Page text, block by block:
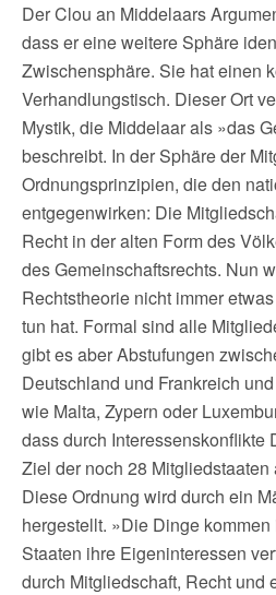
Der Clou an Middelaars
dass er eine weitere Sphäre
Zwischensphäre. Sie hat einen
Verhandlungstisch. Dieser Ort
Mystik, die Middelaar als »das
beschreibt. In der Sphäre der
Ordnungsprinzipien, die den
entgegenwirken: Die
Recht in der alten Form des
des Gemeinschaftsrechts. Nun
Rechtstheorie nicht immer
tun hat. Formal sind alle
gibt es aber Abstufungen
Deutschland und Frankreich
wie Malta, Zypern oder
dass durch Interessenskonflikte
Ziel der noch 28 Mitgliedstaaten
Diese Ordnung wird durch ein
hergestellt. »Die Dinge
Staaten ihre Eigeninteressen
durch Mitgliedschaft, Recht und